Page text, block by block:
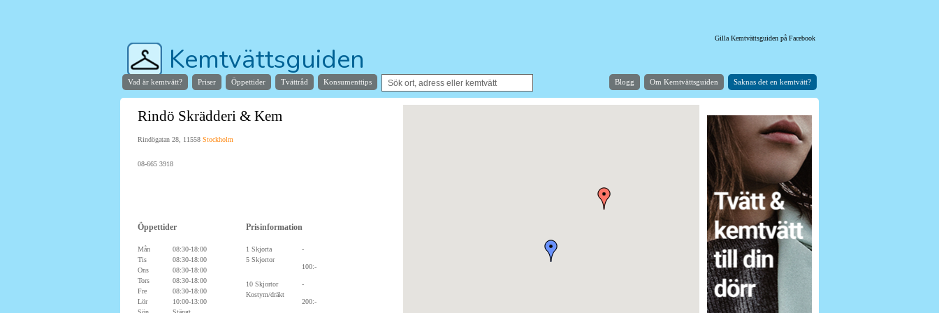
Kemtvättsguiden
Hjälper dig hitta stans bästa kemtvätt
Gilla Kemtvättsguiden på Facebook
Vad är kemtvätt? Priser Öppettider Tvättråd Konsumenttips Saknas det en kemtvätt?
Om Kemtvättsguiden
Blogg
Rindö Skrädderi & Kem
Rindögatan 28, 11558 Stockholm
08-665 3918
Öppettider
Mån
08:30-18:00
Tis
08:30-18:00
Ons
08:30-18:00
Tors
08:30-18:00
Fre
08:30-18:00
Lör
10:00-13:00
Prisinformation
1 Skjorta
-
5 Skjortor
100:-
10 Skjortor
-
Kostym/dräkt
200:-